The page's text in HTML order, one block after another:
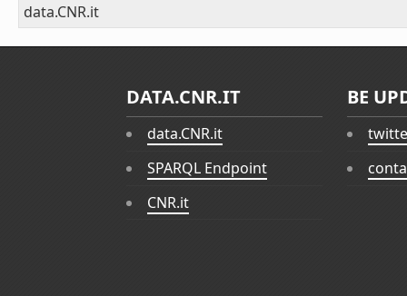
data.CNR.it
DATA.CNR.IT
data.CNR.it
SPARQL Endpoint
CNR.it
BE